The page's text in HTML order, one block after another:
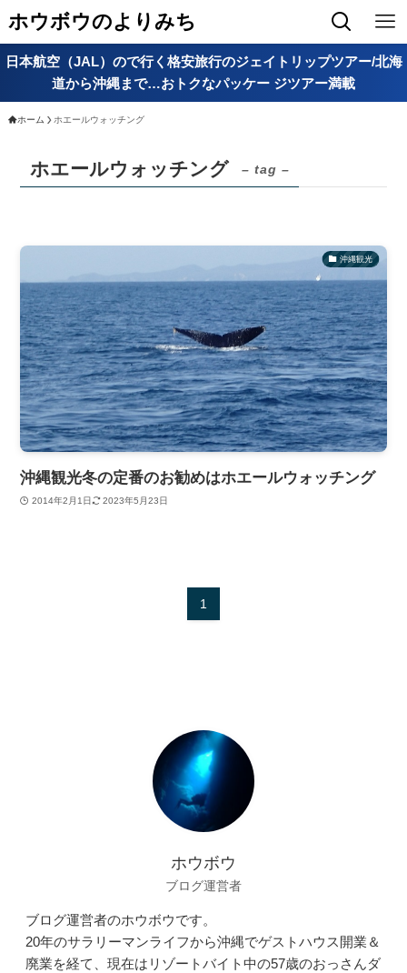
ホウボウのよりみち
日本航空（JAL）ので行く格安旅行のジェイトリップツアー/北海
道から沖縄まで…おトクなパッケー ジツアー満載
ホーム ホエールウォッチング
ホエールウォッチング – tag –
沖縄観光
沖縄観光冬の定番のお勧めはホエールウォッチング
2014年2月1日 2023年5月23日
1
ホウボウ
ブログ運営者
ブログ運営者のホウボウです。
20年のサラリーマンライフから沖縄でゲストハウス開業＆
廃業を経て、現在はリゾートバイト中の57歳のおっさんダ